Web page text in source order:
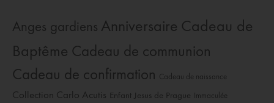
Anges gardiens Anniversaire Cadeau de
Baptême Cadeau de communion
Cadeau de confirmation Cadeau de naissance
Collection Carlo Acutis Enfant Jesus de Prague Immaculée